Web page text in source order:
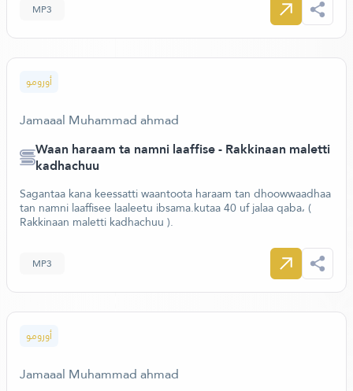
MP3
أورومو
Jamaaal Muhammad ahmad
Waan haraam ta namni laaffise - Rakkinaan maletti
kadhachuu
Sagantaa kana keessatti waantoota haraam tan dhoowwaadhaa
tan namni laaffisee laaleetu ibsama.kutaa 40 uf jalaa qaba، (
Rakkinaan maletti kadhachuu ).
MP3
أورومو
Jamaaal Muhammad ahmad